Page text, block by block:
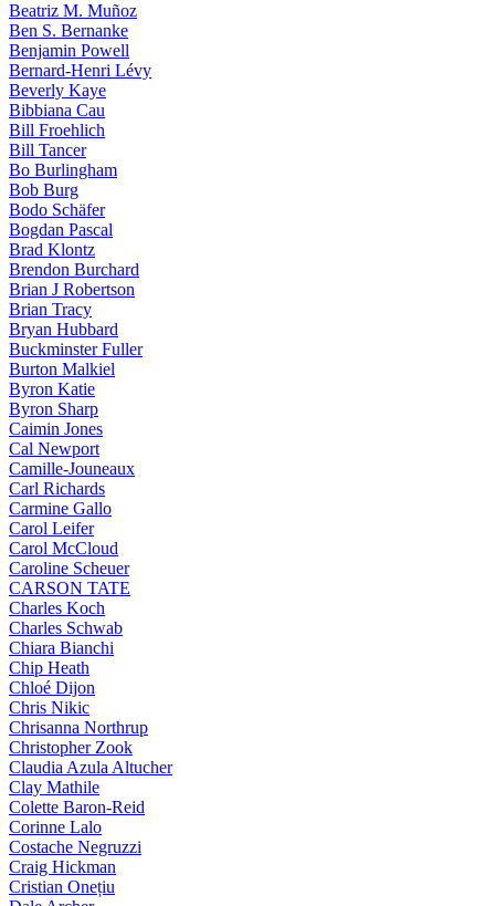
Beatriz M. Muñoz
Ben S. Bernanke
Benjamin Powell
Bernard-Henri Lévy
Beverly Kaye
Bibbiana Cau
Bill Froehlich
Bill Tancer
Bo Burlingham
Bob Burg
Bodo Schäfer
Bogdan Pascal
Brad Klontz
Brendon Burchard
Brian J Robertson
Brian Tracy
Bryan Hubbard
Buckminster Fuller
Burton Malkiel
Byron Katie
Byron Sharp
Caimin Jones
Cal Newport
Camille-Jouneaux
Carl Richards
Carmine Gallo
Carol Leifer
Carol McCloud
Caroline Scheuer
CARSON TATE
Charles Koch
Charles Schwab
Chiara Bianchi
Chip Heath
Chloé Dijon
Chris Nikic
Chrisanna Northrup
Christopher Zook
Claudia Azula Altucher
Clay Mathile
Colette Baron-Reid
Corinne Lalo
Costache Negruzzi
Craig Hickman
Cristian Onețiu